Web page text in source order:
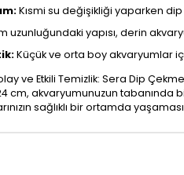
Kısmi su değişikliği yaparken
uzunluğundaki yapısı, derin
Küçük ve orta boy akvaryumlar
ve Etkili Temizlik: Sera Dip
cm, akvaryumunuzun tabanında
sağlıklı bir ortamda